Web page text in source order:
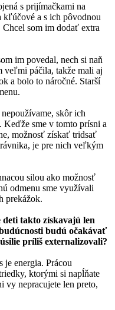
s prijímačkami na
kľúčové a s ich pôvodnou
som im dodať extra
im povedal, nech si naň
veľmi páčila, takže mali aj
a bolo to náročné. Starší
skôr ich
Keďže sme v tomto prísni a
možnosť získať tridsať
je pre nich veľkým
silou ako možnosť
odmenu sme využívali
prekážok.
deti takto získavajú len
budú očakávať
príliš externalizovali?
je energia. Prácou
ktorými si napĺňate
vy nepracujete len preto,